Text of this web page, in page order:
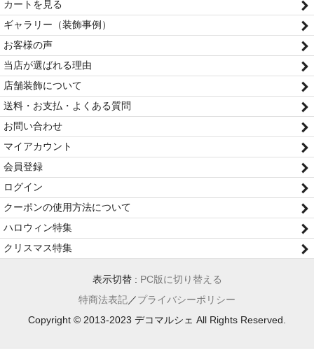
カートを見る
ギャラリー（装飾事例）
お客様の声
当店が選ばれる理由
店舗装飾について
送料・お支払・よくある質問
お問い合わせ
マイアカウント
会員登録
ログイン
クーポンの使用方法について
ハロウィン特集
クリスマス特集
表示切替 : PC版に切り替える
特商法表記／プライバシーポリシー
Copyright © 2013-2023 デコマルシェ All Rights Reserved.